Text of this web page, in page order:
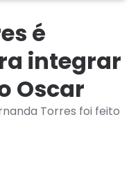
é
integrar
Oscar
Torres foi feito